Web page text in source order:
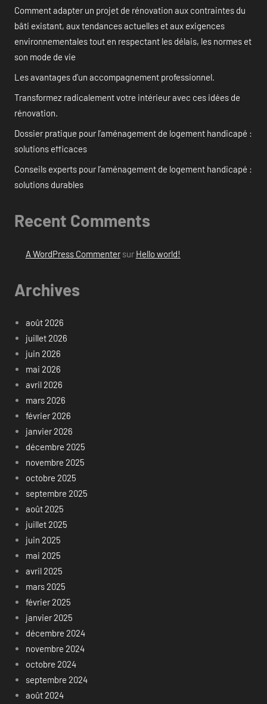
Comment adapter un projet de rénovation aux contraintes du
bâti existant, aux tendances actuelles et aux exigences
environnementales tout en respectant les délais, les normes et
son mode de vie
Les avantages d’un accompagnement professionnel.
Transformez radicalement votre intérieur avec ces idées de
rénovation.
Dossier pratique pour l’aménagement de logement handicapé :
solutions efficaces
Conseils experts pour l’aménagement de logement handicapé :
solutions durables
Recent Comments
A WordPress Commentersur Hello world!
Archives
août 2026
juillet 2026
juin 2026
mai 2026
avril 2026
mars 2026
février 2026
janvier 2026
décembre 2025
novembre 2025
octobre 2025
septembre 2025
août 2025
juillet 2025
juin 2025
mai 2025
avril 2025
mars 2025
février 2025
janvier 2025
décembre 2024
novembre 2024
octobre 2024
septembre 2024
août 2024